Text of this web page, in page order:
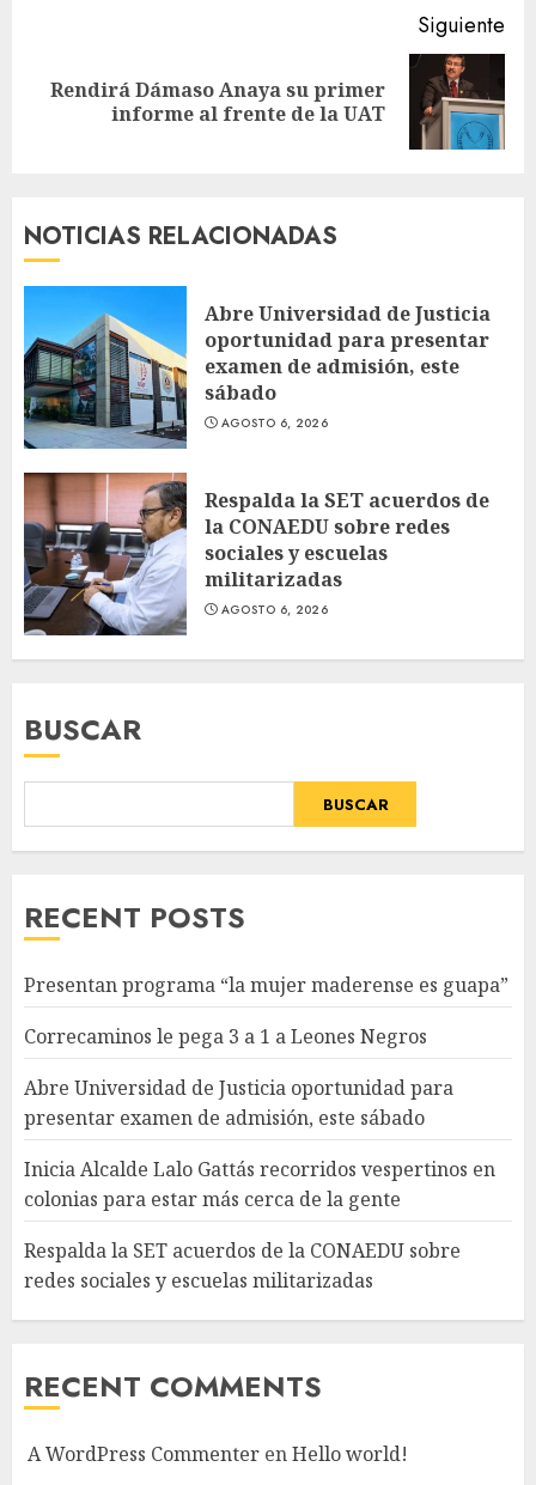
Siguiente
Siguiente
entrada:
Rendirá Dámaso Anaya su primer
informe al frente de la UAT
NOTICIAS RELACIONADAS
Abre Universidad de Justicia
oportunidad para presentar
examen de admisión, este
sábado
AGOSTO 6, 2026
Respalda la SET acuerdos de
la CONAEDU sobre redes
sociales y escuelas
militarizadas
AGOSTO 6, 2026
BUSCAR
BUSCAR
RECENT POSTS
Presentan programa “la mujer maderense es guapa”
Correcaminos le pega 3 a 1 a Leones Negros
Abre Universidad de Justicia oportunidad para
presentar examen de admisión, este sábado
Inicia Alcalde Lalo Gattás recorridos vespertinos en
colonias para estar más cerca de la gente
Respalda la SET acuerdos de la CONAEDU sobre
redes sociales y escuelas militarizadas
RECENT COMMENTS
A WordPress Commenter enHello world!